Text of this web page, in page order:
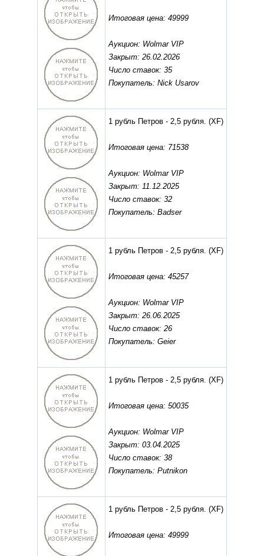
Итоговая цена: 49999
Аукцион: Wolmar VIP
Закрыт: 26.02.2026
Число ставок: 35
Покупатель: Nick Usarov
1 рубль Петров - 2,5 рубля. (XF)
Итоговая цена: 71538
Аукцион: Wolmar VIP
Закрыт: 11.12.2025
Число ставок: 32
Покупатель: Badser
1 рубль Петров - 2,5 рубля. (XF)
Итоговая цена: 45257
Аукцион: Wolmar VIP
Закрыт: 26.06.2025
Число ставок: 26
Покупатель: Geier
1 рубль Петров - 2,5 рубля. (XF)
Итоговая цена: 50035
Аукцион: Wolmar VIP
Закрыт: 03.04.2025
Число ставок: 38
Покупатель: Putnikon
1 рубль Петров - 2,5 рубля. (XF)
Итоговая цена: 49999